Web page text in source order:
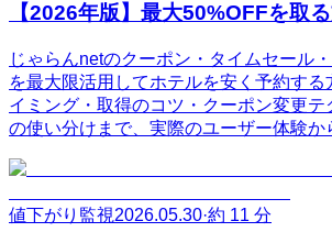
【2026年版】最大50%OFFを取
じゃらんnetのクーポン・タイムセール
を最大限活用してホテルを安く予約する
イミング・取得のコツ・クーポン変更テ
の使い分けまで、実際のユーザー体験か
値下がり監視2026.05.30·約 11 分